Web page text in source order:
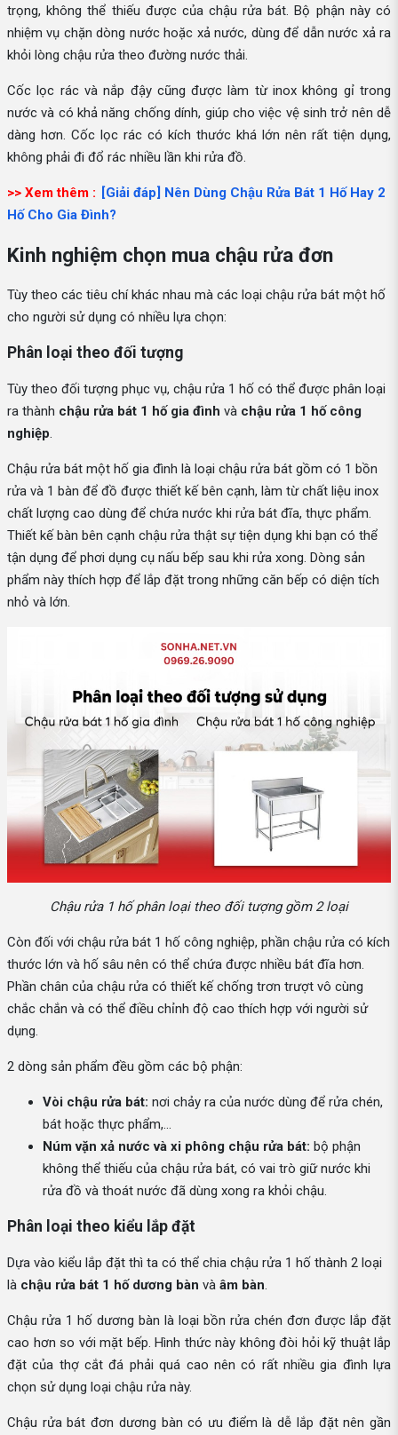
trọng, không thể thiếu được của chậu rửa bát. Bộ phận này có
nhiệm vụ chặn dòng nước hoặc xả nước, dùng để dẫn nước xả ra
khỏi lòng chậu rửa theo đường nước thải.
Cốc lọc rác và nắp đậy cũng được làm từ inox không gỉ trong
nước và có khả năng chống dính, giúp cho việc vệ sinh trở nên dễ
dàng hơn. Cốc lọc rác có kích thước khá lớn nên rất tiện dụng,
không phải đi đổ rác nhiều lần khi rửa đồ.
>> Xem thêm :
[Giải đáp] Nên Dùng Chậu Rửa Bát 1 Hố Hay 2
Hố Cho Gia Đình?
Kinh nghiệm chọn mua chậu rửa đơn
Tùy theo các tiêu chí khác nhau mà các loại chậu rửa bát một hố
cho người sử dụng có nhiều lựa chọn:
Phân loại theo đối tượng
Tùy theo đối tượng phục vụ, chậu rửa 1 hố có thể được phân loại
ra thành chậu rửa bát 1 hố gia đình và chậu rửa 1 hố công
nghiệp.
Chậu rửa bát một hố gia đình là loại chậu rửa bát gồm có 1 bồn
rửa và 1 bàn để đồ được thiết kế bên cạnh, làm từ chất liệu inox
chất lượng cao dùng để chứa nước khi rửa bát đĩa, thực phẩm.
Thiết kế bàn bên cạnh chậu rửa thật sự tiện dụng khi bạn có thể
tận dụng để phơi dụng cụ nấu bếp sau khi rửa xong. Dòng sản
phẩm này thích hợp để lắp đặt trong những căn bếp có diện tích
nhỏ và lớn.
Chậu rửa 1 hố phân loại theo đối tượng gồm 2 loại
Còn đối với chậu rửa bát 1 hố công nghiệp, phần chậu rửa có kích
thước lớn và hố sâu nên có thể chứa được nhiều bát đĩa hơn.
Phần chân của chậu rửa có thiết kế chống trơn trượt vô cùng
chắc chắn và có thể điều chỉnh độ cao thích hợp với người sử
dụng.
2 dòng sản phẩm đều gồm các bộ phận:
Vòi chậu rửa bát: nơi chảy ra của nước dùng để rửa chén,
bát hoặc thực phẩm,...
Núm vặn xả nước và xi phông chậu rửa bát: bộ phận
không thể thiếu của chậu rửa bát, có vai trò giữ nước khi
rửa đồ và thoát nước đã dùng xong ra khỏi chậu.
Phân loại theo kiểu lắp đặt
Dựa vào kiểu lắp đặt thì ta có thể chia chậu rửa 1 hố thành 2 loại
là chậu rửa bát 1 hố dương bàn và âm bàn.
Chậu rửa 1 hố dương bàn là loại bồn rửa chén đơn được lắp đặt
cao hơn so với mặt bếp. Hình thức này không đòi hỏi kỹ thuật lắp
đặt của thợ cắt đá phải quá cao nên có rất nhiều gia đình lựa
chọn sử dụng loại chậu rửa này.
Chậu rửa bát đơn dương bàn có ưu điểm là dễ lắp đặt nên gần